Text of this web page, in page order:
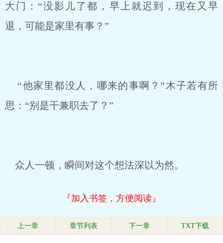
大门：“没影儿了都，早上就迟到，现在又早
退，可能是家里有事？”
“他家里都没人，哪来的事啊？”木子若有所
思：“别是干兼职去了？”
众人一顿，瞬间对这个想法深以为然。
『加入书签，方便阅读』
上一章 章节列表 下一章 TXT下载